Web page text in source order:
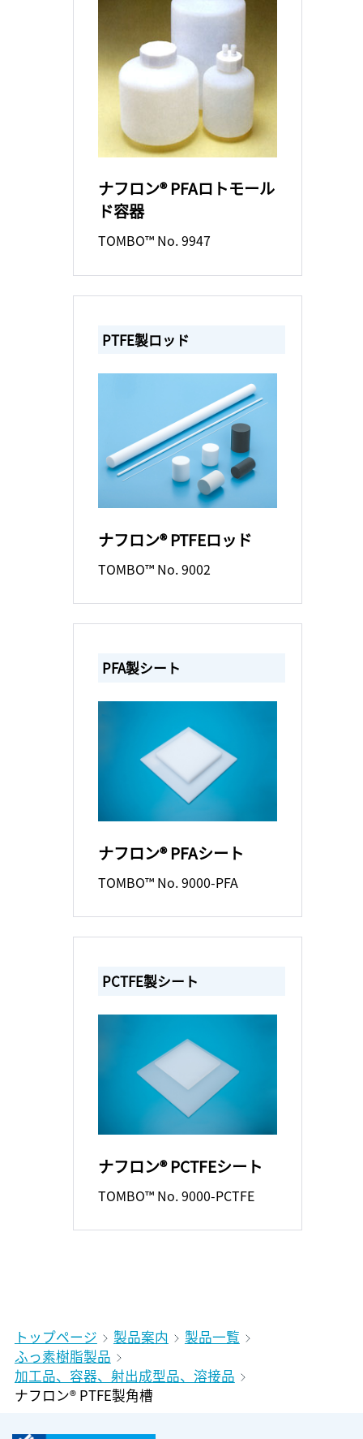
ナフロン® PFAロトモール
ド容器
TOMBO™ No. 9947
PTFE製ロッド
ナフロン® PTFEロッド
TOMBO™ No. 9002
PFA製シート
ナフロン® PFAシート
TOMBO™ No. 9000-PFA
PCTFE製シート
ナフロン® PCTFEシート
TOMBO™ No. 9000-PCTFE
トップページ 製品案内
製品一覧
ふっ素樹脂製品
加工品、容器、射出成型品、溶接品
ナフロン® PTFE製角槽